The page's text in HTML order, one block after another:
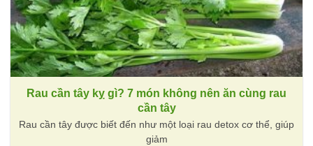
Rau cần tây kỵ gì? 7 món không nên ăn cùng rau
cần tây
Rau cần tây được biết đến như một loại rau detox cơ thể, giúp
giảm